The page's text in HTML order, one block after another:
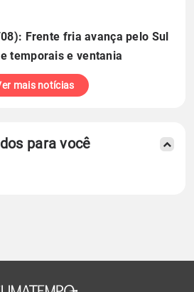
Frente fria avança pelo Sul
temporais e ventania
mais notícias
para você